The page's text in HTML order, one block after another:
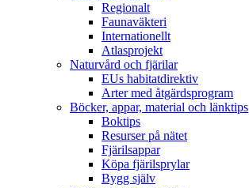
Regionalt
Faunaväkteri
Internationellt
Atlasprojekt
Naturvård och fjärilar
EUs habitatdirektiv
Arter med åtgärdsprogram
Böcker, appar, material och länktips
Boktips
Resurser på nätet
Fjärilsappar
Köpa fjärilsprylar
Bygg själv